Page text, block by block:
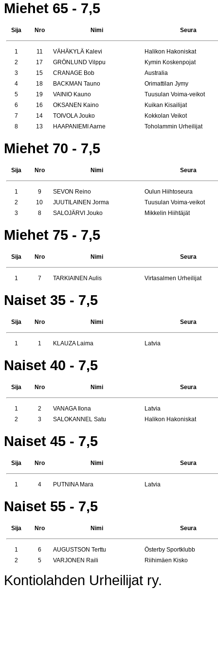
Miehet 65 - 7,5
Sija Nro Nimi Seura
1 11 VÄHÄKYLÄ Kalevi
Halikon Hakoniskat
2
17 GRÖNLUND Vilppu
Kymin Koskenpojat
3
15 CRANAGE Bob
Australia
4
18 BACKMAN Tauno
Orimattilan Jymy
5
19 VAINIO Kauno
Tuusulan Voima-veikot
6
16 OKSANEN Kaino
Kuikan Kisailijat
7
14 TOIVOLA Jouko
Kokkolan Veikot
8
13 HAAPANIEMI Aarne Toholammin Urheilijat
Miehet 70 - 7,5
Sija Nro Nimi Seura
1 9 SEVON Reino
Oulun Hiihtoseura
2
10 JUUTILAINEN Jorma
Tuusulan Voima-veikot
3
8 SALOJÄRVI Jouko Mikkelin Hiihtäjät
Miehet 75 - 7,5
Sija Nro Nimi Seura
1 7 TARKIAINEN Aulis Virtasalmen Urheilijat
Naiset 35 - 7,5
Sija Nro Nimi Seura
1 1 KLAUZA Laima Latvia
Naiset 40 - 7,5
Sija Nro Nimi Seura
1 2 VANAGA Ilona
Latvia
2
3 SALOKANNEL Satu Halikon Hakoniskat
Naiset 45 - 7,5
Sija Nro Nimi Seura
1 4 PUTNINA Mara Latvia
Naiset 55 - 7,5
Sija Nro Nimi Seura
1 6 AUGUSTSON Terttu
Österby Sportklubb
2
5 VARJONEN Raili Riihimäen Kisko
Kontiolahden Urheilijat ry.